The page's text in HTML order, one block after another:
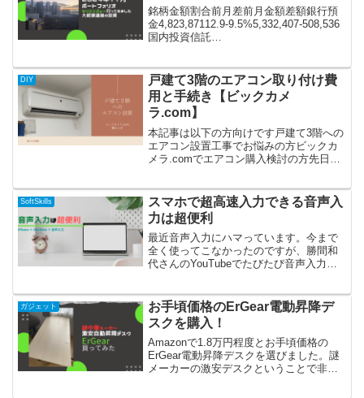
銘柄金額割合前月差前月金額差額銀行預
金4,823,87112.9-9.5%5,332,407-508,536
国内投資信託
DIY
戸建て3階のエアコン取り付け費
用と手続き【ビックカメ
ラ.com】
本記事は以下の方向けです戸建て3階への
エアコン設置工事でお悩みの方ビックカ
メラ.comでエアコン購入検討の方先日、
要になるため、業者によっては作業を断
られます。今回...
SoftSkills
スマホで超高速入力できる音声入
力は超便利
最近音声入力にハマっています。今まで
全く使ってこなかったのですが、勝間和
代さんのYouTubeでたびたび音声入力の
が付きました。まだスマホでしか試して
いないのですが、もう...
ガジェット
お手頃価格のErGear電動昇降デ
スクを購入！
Amazonで1.8万円程度とお手頃価格の
ErGear電動昇降デスクを選びました。謎
メーカーの激安デスクということで非常